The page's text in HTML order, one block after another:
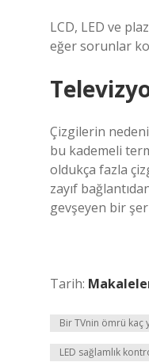
LCD, LED ve
eğer sorunlar
Çizgilerin
bu kademeli
oldukça fazla
zayıf
gevşeyen bir
Tarih:
Bir TVnin ömrü kaç
LED sağlamlık